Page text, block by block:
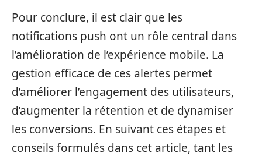
Pour conclure, il est clair que les
notifications push ont un rôle central dans
l’amélioration de l’expérience mobile. La
gestion efficace de ces alertes permet
d’améliorer l’engagement des utilisateurs,
d’augmenter la rétention et de dynamiser
les conversions. En suivant ces étapes et
conseils formulés dans cet article, tant les